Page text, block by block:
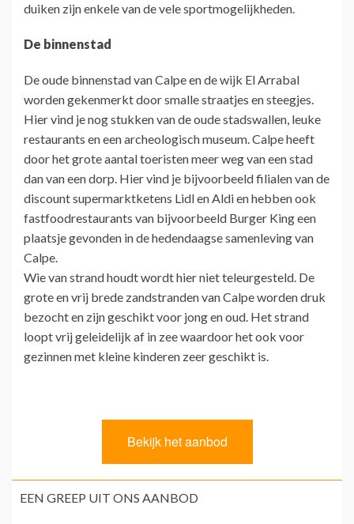
duiken zijn enkele van de vele sportmogelijkheden.
De binnenstad
De oude binnenstad van Calpe en de wijk El Arrabal
worden gekenmerkt door smalle straatjes en steegjes.
Hier vind je nog stukken van de oude stadswallen, leuke
restaurants en een archeologisch museum. Calpe heeft
door het grote aantal toeristen meer weg van een stad
dan van een dorp. Hier vind je bijvoorbeeld filialen van de
discount supermarktketens Lidl en Aldi en hebben ook
fastfoodrestaurants van bijvoorbeeld Burger King een
plaatsje gevonden in de hedendaagse samenleving van
Calpe.
Wie van strand houdt wordt hier niet teleurgesteld. De
grote en vrij brede zandstranden van Calpe worden druk
bezocht en zijn geschikt voor jong en oud. Het strand
loopt vrij geleidelijk af in zee waardoor het ook voor
gezinnen met kleine kinderen zeer geschikt is.
EEN GREEP UIT ONS AANBOD